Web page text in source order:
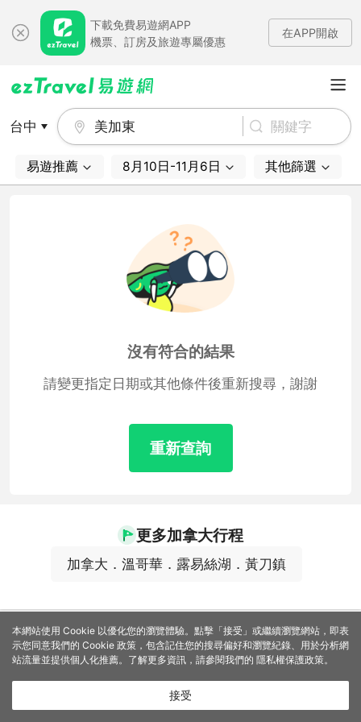
下載免費易遊網APP
機票、訂房及旅遊專屬優惠
在APP開啟
台中 美加東
易遊推薦 8月10日-11月6日 其他篩選
沒有符合的結果
請變更指定日期或其他條件後重新搜尋，謝謝
重新查詢
更多加拿大行程
加拿大．溫哥華．露易絲湖．黃刀鎮
本網站使用 Cookie 以優化您的瀏覽體驗。點擊「接受」或繼續瀏覽網站，即表
示您同意我們的 Cookie 政策，包含記住您的搜尋偏好和瀏覽紀錄、用於分析網
站流量並提供個人化推薦。了解更多資訊，請參閱我們的 隱私權保護政策。
接受